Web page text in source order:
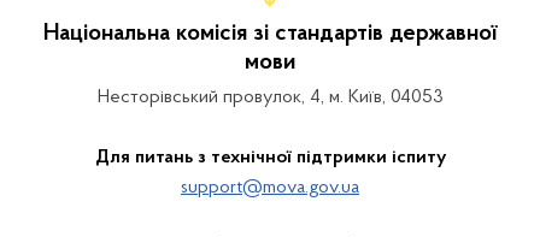
Національна комісія зі стандартів державної
мови
Несторівський провулок, 4, м. Київ, 04053
Для питань з технічної підтримки іспиту
support@mova.gov.ua